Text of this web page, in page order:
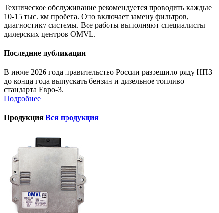
Техническое обслуживание рекомендуется проводить каждые
10-15 тыс. км пробега. Оно включает замену фильтров,
диагностику системы. Все работы выполняют специалисты
дилерских центров OMVL.
Последние публикации
В июле 2026 года правительство России разрешило ряду НПЗ
до конца года выпускать бензин и дизельное топливо
стандарта Евро-3.
Подробнее
Продукция Вся продукция